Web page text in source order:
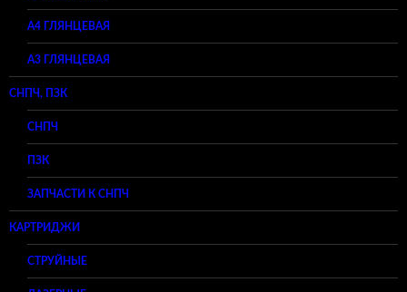
А4 ГЛЯНЦЕВАЯ
A3 ГЛЯНЦЕВАЯ
СНПЧ, ПЗК
СНПЧ
ПЗК
ЗАПЧАСТИ К СНПЧ
КАРТРИДЖИ
СТРУЙНЫЕ